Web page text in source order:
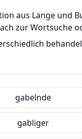
aus Länge und
zur Wortsuche
gabelnde
gabliger